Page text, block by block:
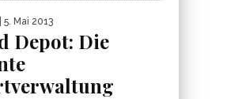
| 5. Mai 2013
Depot: Die